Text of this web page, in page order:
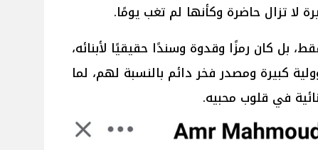
لا تزال حاضرة وكأنها لم تغب يومًا.
بل كان رمزًا وقدوة وسندًا حقيقيًا لأبنائه،
كبيرة ومصدر فخر دائم بالنسبة لهم، لما
في قلوب محبيه.